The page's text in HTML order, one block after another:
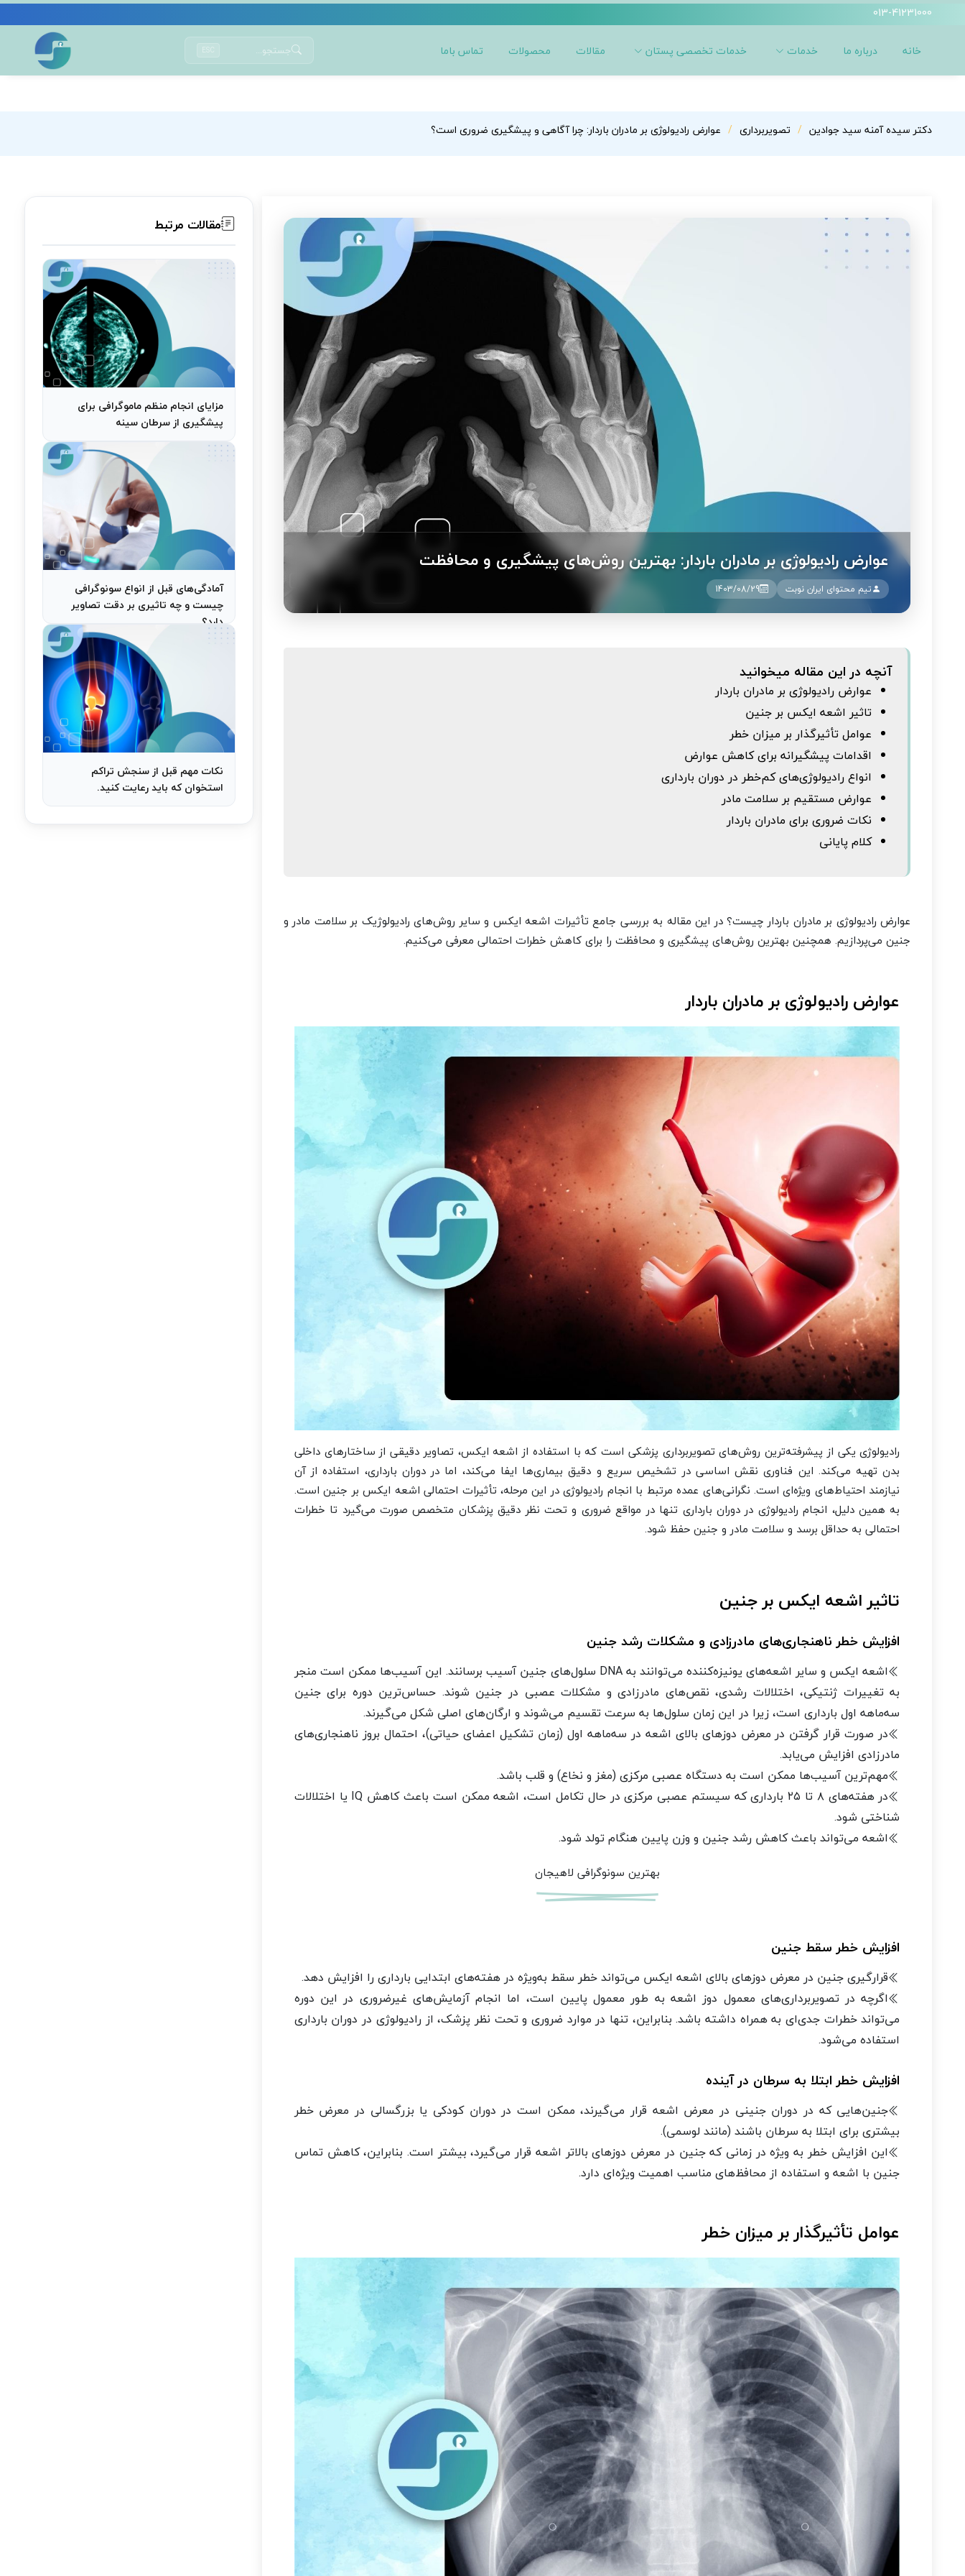
013-41231000
خانه درباره ما خدمات خدمات تخصصی پستان مقالات محصولات تماس باما جستجو... ESC
دکتر سیده آمنه سید جوادین تصویربرداری عوارض رادیولوژی بر مادران باردار: چرا آگاهی و پیشگیری ضروری است؟
عوارض رادیولوژی بر مادران باردار: بهترین روش‌های پیشگیری و محافظت
تیم محتوای ایران نوبت 1403/08/29
آنچه در این مقاله میخوانید
عوارض رادیولوژی بر مادران باردار
تاثیر اشعه ایکس بر جنین
عوامل تأثیرگذار بر میزان خطر
اقدامات پیشگیرانه برای کاهش عوارض
انواع رادیولوژی‌های کم‌خطر در دوران بارداری
عوارض مستقیم بر سلامت مادر
نکات ضروری برای مادران باردار
کلام پایانی
عوارض رادیولوژی بر مادران باردار چیست؟ در این مقاله به بررسی جامع تأثیرات اشعه ایکس و سایر روش‌های رادیولوژیک بر سلامت مادر و
جنین می‌پردازیم. همچنین بهترین روش‌های پیشگیری و محافظت را برای کاهش خطرات احتمالی معرفی می‌کنیم.
عوارض رادیولوژی بر مادران باردار
رادیولوژی یکی از پیشرفته‌ترین روش‌های تصویربرداری پزشکی است که با استفاده از اشعه ایکس، تصاویر دقیقی از ساختارهای داخلی
بدن تهیه می‌کند. این فناوری نقش اساسی در تشخیص سریع و دقیق بیماری‌ها ایفا می‌کند، اما در دوران بارداری، استفاده از آن
نیازمند احتیاط‌های ویژه‌ای است. نگرانی‌های عمده مرتبط با انجام رادیولوژی در این مرحله، تأثیرات احتمالی اشعه ایکس بر جنین است.
به همین دلیل، انجام رادیولوژی در دوران بارداری تنها در مواقع ضروری و تحت نظر دقیق پزشکان متخصص صورت می‌گیرد تا خطرات
احتمالی به حداقل برسد و سلامت مادر و جنین حفظ شود.
تاثیر اشعه ایکس بر جنین
افزایش خطر ناهنجاری‌های مادرزادی و مشکلات رشد جنین
اشعه ایکس و سایر اشعه‌های یونیزه‌کننده می‌توانند به DNA سلول‌های جنین آسیب برسانند. این آسیب‌ها ممکن است منجر
به تغییرات ژنتیکی، اختلالات رشدی، نقص‌های مادرزادی و مشکلات عصبی در جنین شوند. حساس‌ترین دوره برای جنین
سه‌ماهه اول بارداری است، زیرا در این زمان سلول‌ها به سرعت تقسیم می‌شوند و ارگان‌های اصلی شکل می‌گیرند.
در صورت قرار گرفتن در معرض دوزهای بالای اشعه در سه‌ماهه اول (زمان تشکیل اعضای حیاتی)، احتمال بروز ناهنجاری‌های
مادرزادی افزایش می‌یابد.
مهم‌ترین آسیب‌ها ممکن است به دستگاه عصبی مرکزی (مغز و نخاع) و قلب باشد.
در هفته‌های ۸ تا ۲۵ بارداری که سیستم عصبی مرکزی در حال تکامل است، اشعه ممکن است باعث کاهش IQ یا اختلالات
شناختی شود.
اشعه می‌تواند باعث کاهش رشد جنین و وزن پایین هنگام تولد شود.
بهترین سونوگرافی لاهیجان
افزایش خطر سقط جنین
قرارگیری جنین در معرض دوزهای بالای اشعه ایکس می‌تواند خطر سقط به‌ویژه در هفته‌های ابتدایی بارداری را افزایش دهد.
اگرچه در تصویربرداری‌های معمول دوز اشعه به طور معمول پایین است، اما انجام آزمایش‌های غیرضروری در این دوره
می‌تواند خطرات جدی‌ای به همراه داشته باشد. بنابراین، تنها در موارد ضروری و تحت نظر پزشک، از رادیولوژی در دوران بارداری
استفاده می‌شود.
افزایش خطر ابتلا به سرطان در آینده
جنین‌هایی که در دوران جنینی در معرض اشعه قرار می‌گیرند، ممکن است در دوران کودکی یا بزرگسالی در معرض خطر
بیشتری برای ابتلا به سرطان باشند (مانند لوسمی).
این افزایش خطر به ویژه در زمانی که جنین در معرض دوزهای بالاتر اشعه قرار می‌گیرد، بیشتر است. بنابراین، کاهش تماس
جنین با اشعه و استفاده از محافظ‌های مناسب اهمیت ویژه‌ای دارد.
عوامل تأثیرگذار بر میزان خطر
مقالات مرتبط
مزایای انجام منظم ماموگرافی برای
پیشگیری از سرطان سینه
آمادگی‌های قبل از انواع سونوگرافی
چیست و چه تاثیری بر دقت تصاویر
دارد؟
نکات مهم قبل از سنجش تراکم
استخوان که باید رعایت کنید.